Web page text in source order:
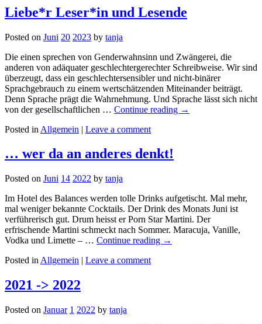
Liebe*r Leser*in und Lesende
Posted on Juni 20 2023 by tanja
Die einen sprechen von Genderwahnsinn und Zwängerei, die
anderen von adäquater geschlechtergerechter Schreibweise. Wir sind
überzeugt, dass ein geschlechtersensibler und nicht-binärer
Sprachgebrauch zu einem wertschätzenden Miteinander beiträgt.
Denn Sprache prägt die Wahrnehmung. Und Sprache lässt sich nicht
von der gesellschaftlichen … Continue reading →
Posted in Allgemein | Leave a comment
… wer da an anderes denkt!
Posted on Juni 14 2022 by tanja
Im Hotel des Balances werden tolle Drinks aufgetischt. Mal mehr,
mal weniger bekannte Cocktails. Der Drink des Monats Juni ist
verführerisch gut. Drum heisst er Porn Star Martini. Der
erfrischende Martini schmeckt nach Sommer. Maracuja, Vanille,
Vodka und Limette – … Continue reading →
Posted in Allgemein | Leave a comment
2021 -> 2022
Posted on Januar 1 2022 by tanja